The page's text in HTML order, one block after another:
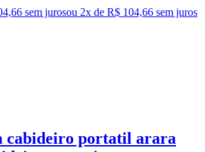
sem jurosou 2x de R$ 104,66 sem juros
cabideiro portatil arara